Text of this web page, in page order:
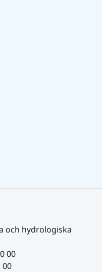
och hydrologiska
00
00